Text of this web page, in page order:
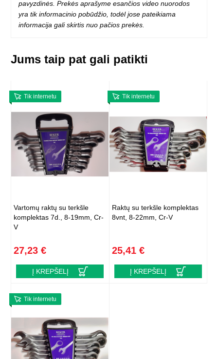
pavyzdinės. Prekės aprašyme esančios video nuorodos
yra tik informacinio pobūdžio, todėl jose pateikiama
informacija gali skirtis nuo pačios prekės.
Jums taip pat gali patikti
Tik internetu
Vartomų raktų su terkšle
komplektas 7d., 8-19mm, Cr-
V
27,23 €
Į KREPŠELĮ
Tik internetu
Raktų su terkšle komplektas
8vnt, 8-22mm, Cr-V
25,41 €
Į KREPŠELĮ
Tik internetu